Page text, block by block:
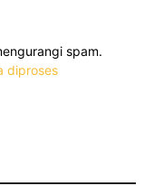
spam.
diproses